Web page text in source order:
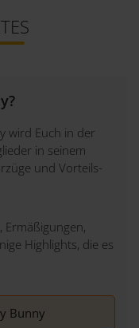
wird Euch in der
in seinem
und Vorteils-
Ermäßigungen,
Highlights, die es
Bunny